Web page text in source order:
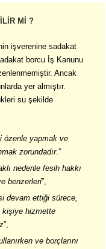
Mİ ?
işverenine sadakat
borcu İş Kanunu
Ancak
yer almıştır.
su şekilde
özenle yapmak ve
zorundadır.”
nedenle fesih hakkı
benzerleri”,
devam ettiği sürece,
kişiye hizmette
”,
ve borçlarını